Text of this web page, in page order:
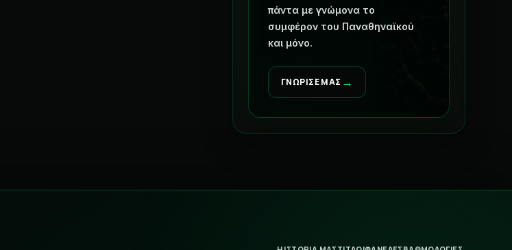
πάντα με γνώμονα το
συμφέρον του Παναθηναϊκού
και μόνο.
ΓΝΩΡΙΣΕ ΜΑΣ →